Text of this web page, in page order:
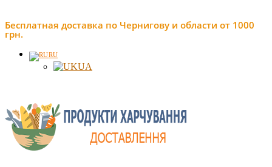
Бесплатная доставка по Чернигову и области от 1000
грн.
RU
UA